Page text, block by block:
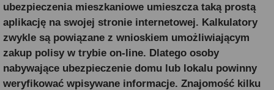
ubezpieczenia mieszkaniowe umieszcza taką prostą
aplikację na swojej stronie internetowej. Kalkulatory
zwykle są powiązane z wnioskiem umożliwiającym
zakup polisy w trybie on-line. Dlatego osoby
nabywające ubezpieczenie domu lub lokalu powinny
weryfikować wpisywane informacje. Znajomość kilku